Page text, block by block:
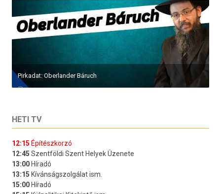
Pirkadat: Oberlander Báruch
HETI TV